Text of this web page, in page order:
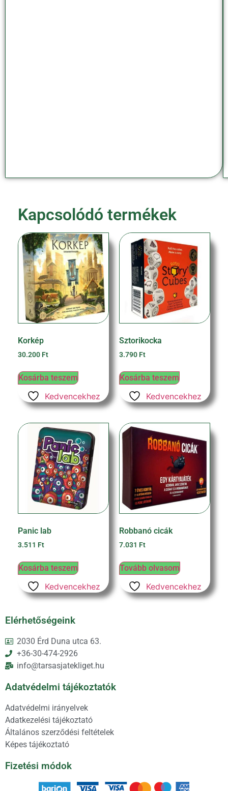
Kapcsolódó termékek
Korkép
30.200 Ft
Kosárba teszem
Kedvencekhez
Sztorikocka
3.790 Ft
Kosárba teszem
Kedvencekhez
Panic lab
3.511 Ft
Kosárba teszem
Kedvencekhez
Robbanó cicák
7.031 Ft
Tovább olvasom
Kedvencekhez
Elérhetőségeink
2030 Érd Duna utca 63.
+36-30-474-2926
info@tarsasjatekliget.hu
Adatvédelmi tájékoztatók
Adatvédelmi irányelvek
Adatkezelési tájékoztató
Általános szerződési feltételek
Képes tájékoztató
Fizetési módok